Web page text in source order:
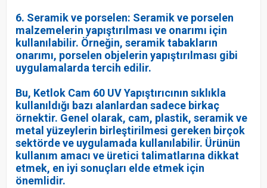
6. Seramik ve porselen: Seramik ve porselen
malzemelerin yapıştırılması ve onarımı için
kullanılabilir. Örneğin, seramik tabakların
onarımı, porselen objelerin yapıştırılması gibi
uygulamalarda tercih edilir.
Bu, Ketlok Cam 60 UV Yapıştırıcının sıklıkla
kullanıldığı bazı alanlardan sadece birkaç
örnektir. Genel olarak, cam, plastik, seramik ve
metal yüzeylerin birleştirilmesi gereken birçok
sektörde ve uygulamada kullanılabilir. Ürünün
kullanım amacı ve üretici talimatlarına dikkat
etmek, en iyi sonuçları elde etmek için
önemlidir.